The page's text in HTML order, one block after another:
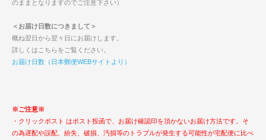
のままとなりますのでご注意下さい）
＜お届け日数につきまして＞
概ね翌日から翌々日にお届けします。
詳しくはこちらをご覧ください。
お届け日数（日本郵便WEBサイトより）
※ご注意※
・クリックポスト はポスト投函で、お届け確認印を頂かないお届け方法です。そ
の為遅配や誤配、紛失、破損、汚損等のトラブルが発生する可能性が宅配便に比べ